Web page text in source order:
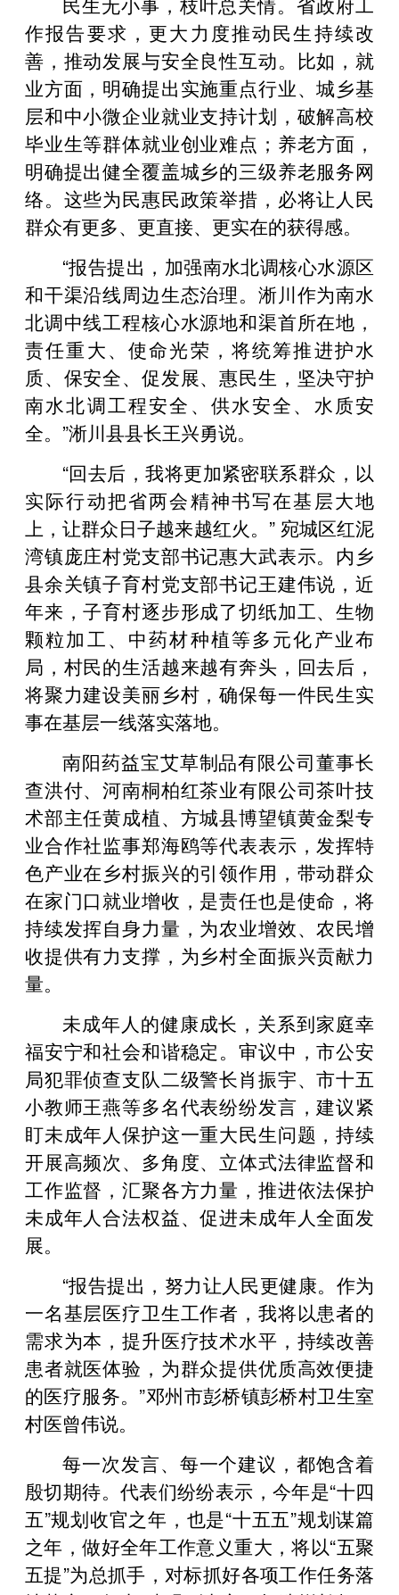
作报告要求，更大力度推动民生持续改
善，推动发展与安全良性互动。比如，就
业方面，明确提出实施重点行业、城乡基
层和中小微企业就业支持计划，破解高校
毕业生等群体就业创业难点；养老方面，
明确提出健全覆盖城乡的三级养老服务网
络。这些为民惠民政策举措，必将让人民
群众有更多、更直接、更实在的获得感。
“报告提出，加强南水北调核心水源区
和干渠沿线周边生态治理。淅川作为南水
北调中线工程核心水源地和渠首所在地，
责任重大、使命光荣，将统筹推进护水
质、保安全、促发展、惠民生，坚决守护
南水北调工程安全、供水安全、水质安
全。”淅川县县长王兴勇说。
“回去后，我将更加紧密联系群众，以
实际行动把省两会精神书写在基层大地
上，让群众日子越来越红火。” 宛城区红泥
湾镇庞庄村党支部书记惠大武表示。内乡
县余关镇子育村党支部书记王建伟说，近
年来，子育村逐步形成了切纸加工、生物
颗粒加工、中药材种植等多元化产业布
局，村民的生活越来越有奔头，回去后，
将聚力建设美丽乡村，确保每一件民生实
事在基层一线落实落地。
南阳药益宝艾草制品有限公司董事长
查洪付、河南桐柏红茶业有限公司茶叶技
术部主任黄成植、方城县博望镇黄金梨专
业合作社监事郑海鸥等代表表示，发挥特
色产业在乡村振兴的引领作用，带动群众
在家门口就业增收，是责任也是使命，将
持续发挥自身力量，为农业增效、农民增
收提供有力支撑，为乡村全面振兴贡献力
量。
未成年人的健康成长，关系到家庭幸
福安宁和社会和谐稳定。审议中，市公安
局犯罪侦查支队二级警长肖振宇、市十五
小教师王燕等多名代表纷纷发言，建议紧
盯未成年人保护这一重大民生问题，持续
开展高频次、多角度、立体式法律监督和
工作监督，汇聚各方力量，推进依法保护
未成年人合法权益、促进未成年人全面发
展。
“报告提出，努力让人民更健康。作为
一名基层医疗卫生工作者，我将以患者的
需求为本，提升医疗技术水平，持续改善
患者就医体验，为群众提供优质高效便捷
的医疗服务。”邓州市彭桥镇彭桥村卫生室
村医曾伟说。
每一次发言、每一个建议，都饱含着
殷切期待。代表们纷纷表示，今年是“十四
五”规划收官之年，也是“十五五”规划谋篇
之年，做好全年工作意义重大，将以“五聚
五提”为总抓手，对标抓好各项工作任务落